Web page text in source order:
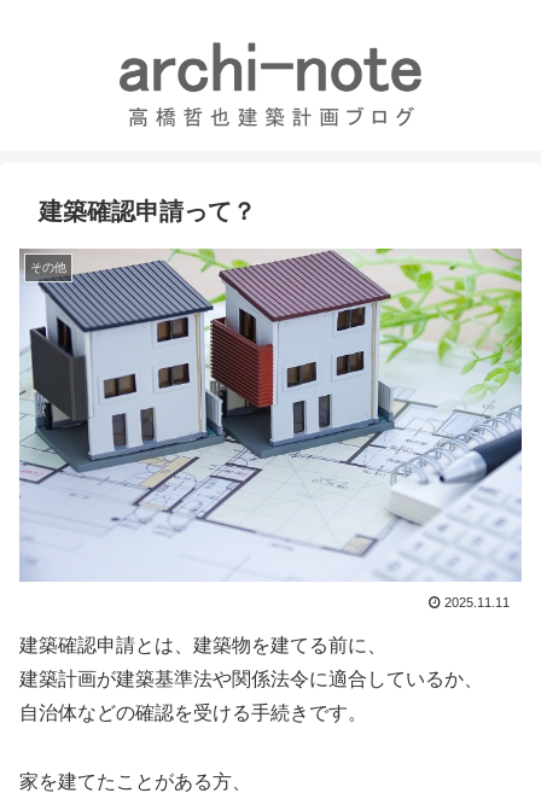
建築確認申請って？
その他
2025.11.11
建築確認申請とは、建築物を建てる前に、
建築計画が建築基準法や関係法令に適合しているか、
自治体などの確認を受ける手続きです。
家を建てたことがある方、